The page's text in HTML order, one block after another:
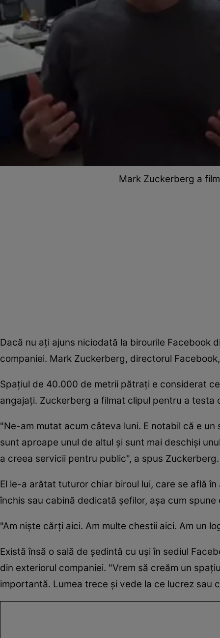
Mark Zuckerberg a
Dacă nu aţi ajuns niciodată la birourile Facebook
companiei. Mark Zuckerberg, directorul
Spaţiul de 40.000 de metrii pătraţi e considerat
angajaţi. Zuckerberg a filmat clipul pentru a testa
"Ne-am mutat acum câteva luni. E notabil că e
sunt aproape unul de altul şi sunt mai deschişi
a creea servicii pentru public", a spus
El le-a arătat tuturor chiar biroul lui, care se află
închis sau cabină dedicată şefilor, aşa cum
"Am nişte cărţi aici. Am multe chestii aici. Am un
Există însă o sală de şedintă cu uşi în sediul
din exteriorul companiei. "Vrem să creăm un
importantă. Lumea trece şi vede la ce lucrez sau